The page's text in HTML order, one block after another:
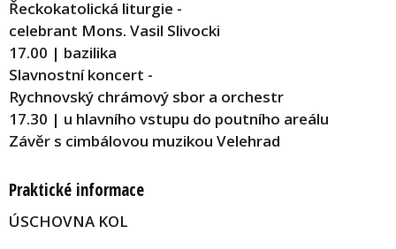
Řeckokatolická liturgie -
celebrant Mons. Vasil Slivocki
17.00 | bazilika
Slavnostní koncert -
Rychnovský chrámový sbor a orchestr
17.30 | u hlavního vstupu do poutního areálu
Závěr s cimbálovou muzikou Velehrad
Praktické informace
ÚSCHOVNA KOL